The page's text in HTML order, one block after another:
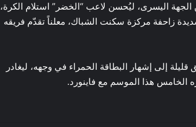
اليسرى، ليُحسن لاعب “الخضر” استلام الكرة،
زاحفة مركزة سكنت الشباك، معلناً تقدّم فريقه
إلى إشهار البطاقة الحمراء في وجهه، ليغادر
الخامس هذا الموسم مع فاينورد.